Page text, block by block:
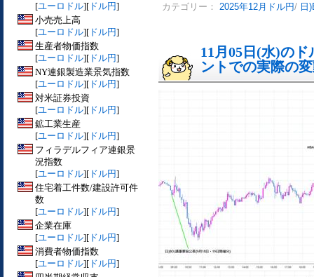
[ユーロドル][ ドル円]
小売売上高
[ユーロドル][ ドル円]
生産者物価指数
[ユーロドル][ ドル円]
NY連銀製造業景気指数
[ユーロドル][ ドル円]
対米証券投資
[ユーロドル][ ドル円]
鉱工業生産
[ユーロドル][ ドル円]
フィラデルフィア連銀景
況指数
[ユーロドル][ ドル円]
住宅着工件数/建設許可件
数
[ユーロドル][ ドル円]
企業在庫
[ユーロドル][ ドル円]
消費者物価指数
[ユーロドル][ ドル円]
カテゴリー： 2025年12月ドル円/ 日
11月05日(水)の
ントでの実際の